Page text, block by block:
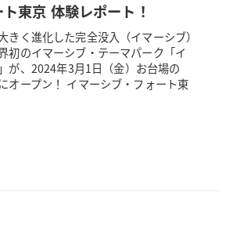
東京 体験レポート！
きく進化した完全没入（イマーシブ）
初のイマーシブ・テーマパーク「イ
が、2024年3月1日（金）お台場の
オープン！ イマーシブ・フォート東